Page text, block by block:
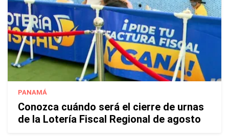
PANAMÁ
Conozca cuándo será el cierre de urnas
de la Lotería Fiscal Regional de agosto